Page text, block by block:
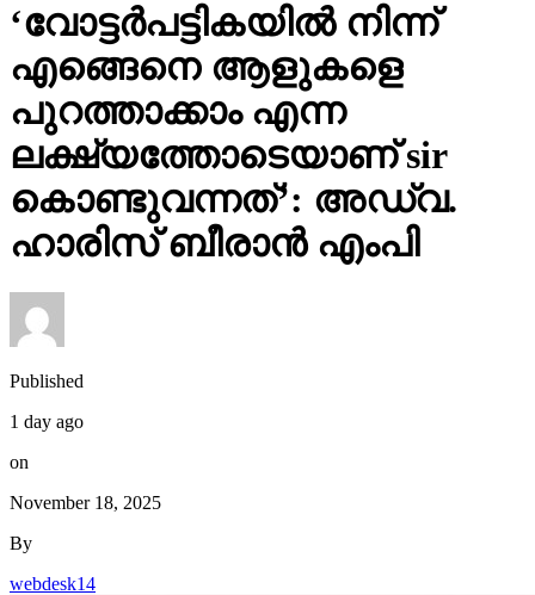
‘വോട്ടര്‍പട്ടികയില്‍ നിന്ന്
എങ്ങെനെ ആളുകളെ
പുറത്താക്കാം എന്ന
ലക്ഷ്യത്തോടെയാണ് sir
കൊണ്ടുവന്നത്’: അഡ്വ.
ഹാരിസ് ബീരാൻ എംപി
Published
1 day ago
on
November 18, 2025
By
webdesk14